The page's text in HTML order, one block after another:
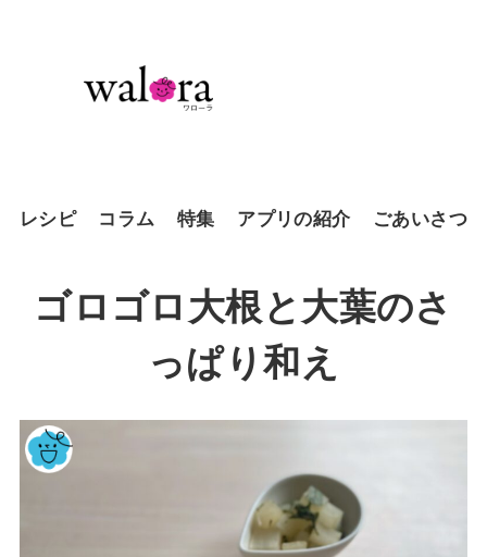
レシピ コラム 特集 アプリの紹介 ごあいさつ
ゴロゴロ大根と大葉のさ
っぱり和え